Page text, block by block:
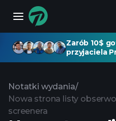
Zarób 10$
przyjaciela
Notatki wydania/
Nowa strona listy
screenera